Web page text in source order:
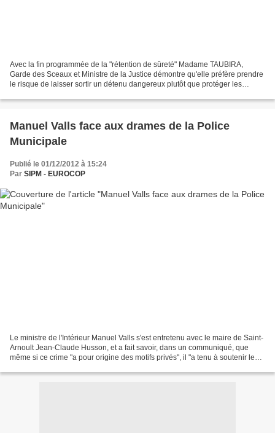
Avec la fin programmée de la "rétention de sûreté" Madame TAUBIRA,
Garde des Sceaux et Ministre de la Justice démontre qu'elle préfère prendre
le risque de laisser sortir un détenu dangereux plutôt que protéger les
Manuel Valls face aux drames de la Police
Municipale
Publié le 01/12/2012 à 15:24
Par SIPM - EUROCOP
Le ministre de l'Intérieur Manuel Valls s'est entretenu avec le maire de Saint-
Arnoult Jean-Claude Husson, et a fait savoir, dans un communiqué, que
même si ce crime "a pour origine des motifs privés", il "a tenu à soutenir les